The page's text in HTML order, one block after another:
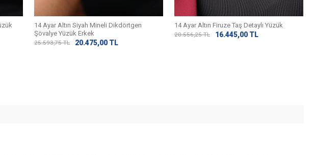
14 Ayar Altın Siyah Mineli Dikdörtgen
Şövalye Yüzük Erkek
25.593,75TL 20.475,00 TL
14 Ayar Altın Firuze Taş Detaylı Yüzük
20.556,25TL 16.445,00 TL